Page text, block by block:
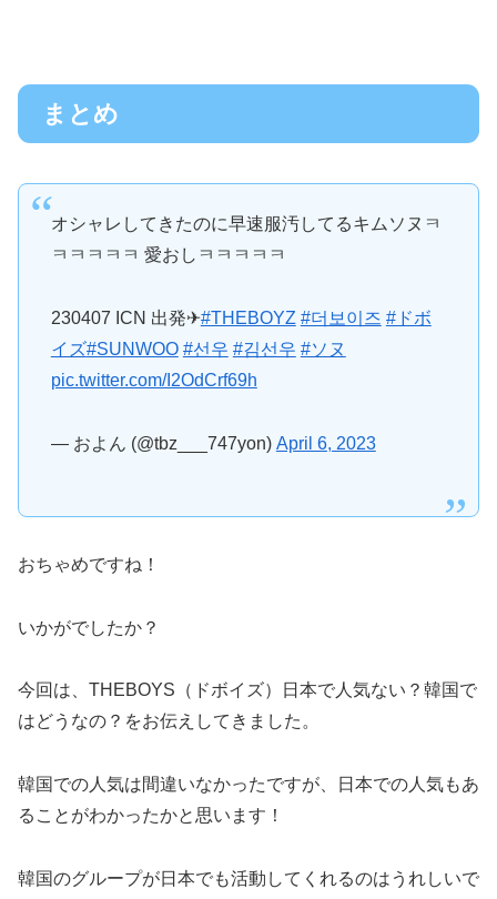
まとめ
オシャレしてきたのに早速服汚してるキムソヌㅋ
ㅋㅋㅋㅋㅋ 愛おしㅋㅋㅋㅋㅋ
230407 ICN 出発✈︎#THEBOYZ #더보이즈 #ドボ
イズ#SUNWOO #선우 #김선우 #ソヌ
pic.twitter.com/I2OdCrf69h
— およん (@tbz___747yon) April 6, 2023
おちゃめですね！
いかがでしたか？
今回は、THEBOYS（ドボイズ）日本で人気ない？韓国で
はどうなの？をお伝えしてきました。
韓国での人気は間違いなかったですが、日本での人気もあ
ることがわかったかと思います！
韓国のグループが日本でも活動してくれるのはうれしいで